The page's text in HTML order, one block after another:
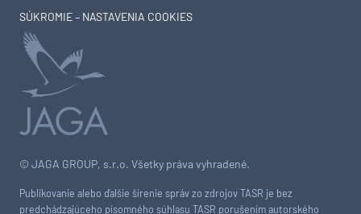
© JAGA GROUP, s.r.o. Všetky práva vyhradené.
Publikovanie alebo ďalšie šírenie správ zo zdrojov TASR je bez
predchádzajúceho písomného súhlasu TASR porušením autorského
SÚKROMIE – NASTAVENIA COOKIES